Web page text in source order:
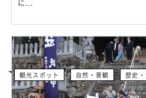
に...
観光スポット 自然・景観 歴史・